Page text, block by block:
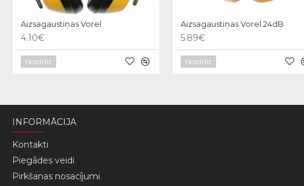
Aizsagaustiņas Vorel
4.10€
Nopirkt
Aizsagaustiņas Vorel 24dB
5.89€
Nopirkt
INFORMĀCIJA
Kontakti
Piegādes veidi
Pirkšanas nosacījumi